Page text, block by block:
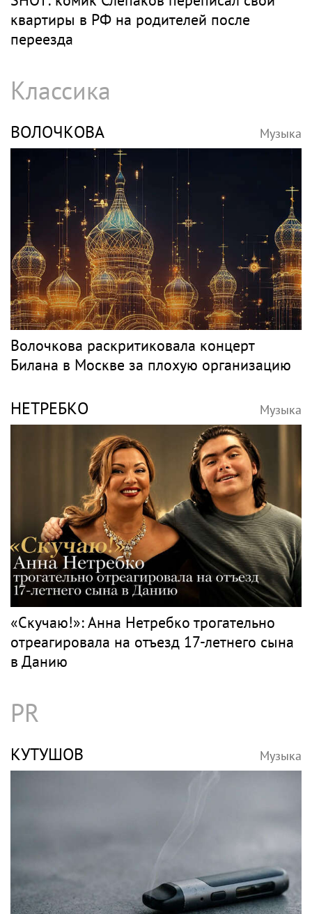
квартиры в РФ на родителей после
переезда
Классика
ВОЛОЧКОВА Музыка
Волочкова раскритиковала концерт
Билана в Москве за плохую организацию
НЕТРЕБКО Музыка
«Скучаю!»: Анна Нетребко трогательно
отреагировала на отъезд 17-летнего сына
в Данию
PR
КУТУШОВ Музыка